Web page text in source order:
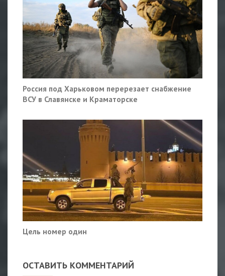
Россия под Харьковом перерезает снабжение
ВСУ в Славянске и Краматорске
Цель номер один
ОСТАВИТЬ КОММЕНТАРИЙ